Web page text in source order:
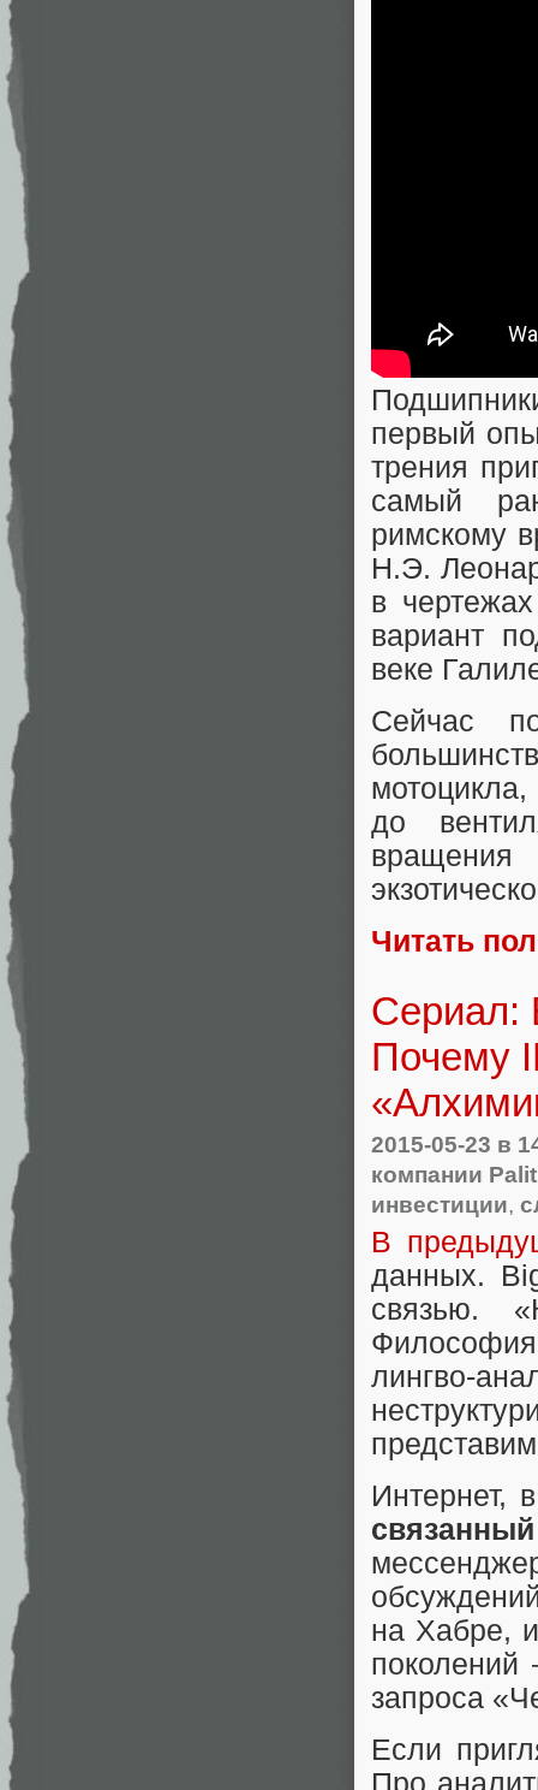
первый
трения
самый
римскому
Н.Э.
в
вариант
веке
Сейчас
мотоцикла,
до
Читать
Сериал:
Почему
2015-05-23 в
компании
инвестиции,
В
данных.
связью.
лингво-
Интернет,
связанный
на Хабре,
поколений
запроса
Если